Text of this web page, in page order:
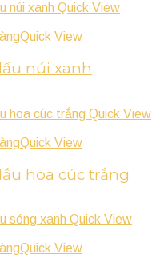
Quick View
Quick View
núi xanh
Quick View
Quick View
hoa cúc trắng
Quick View
Quick View